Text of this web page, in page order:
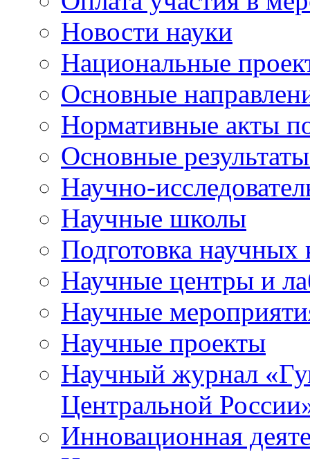
Новости науки
Национальные
Основные
Нормативные акты
Основные
Научно-
Научные школы
Подготовка научных
Научные центры и
Научные
Научные проекты
Научный журнал «
Центральной
Инновационная